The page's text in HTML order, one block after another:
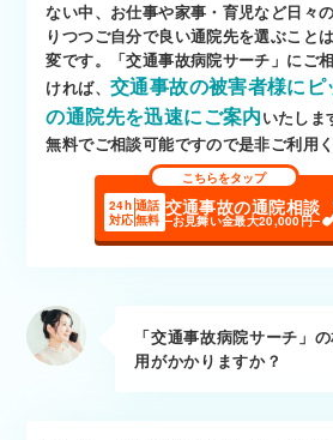
ない中、お仕事や家事・育児など日々
りつつご自分で良い通院先を選ぶこと
変です。「交通事故病院サーチ」にご
ければ、 交通事故の被害者様にピ
の通院先を迅速にご案内いたしま
無料でご相談可能ですので是非ご利用く
こちらをタップ
24h
対応
通話
無料
交通事故の通院相談
お見舞い金最大20,000円
「交通事故病院サーチ」
用がかかりますか？